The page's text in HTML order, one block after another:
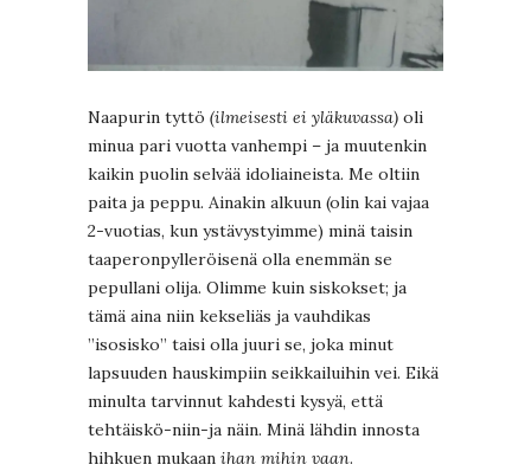
Naapurin tyttö (ilmeisesti ei yläkuvassa) oli
minua pari vuotta vanhempi – ja muutenkin
kaikin puolin selvää idoliaineista. Me oltiin
paita ja peppu. Ainakin alkuun (olin kai vajaa
2-vuotias, kun ystävystyimme) minä taisin
taaperonpylleröisenä olla enemmän se
pepullani olija. Olimme kuin siskokset; ja
tämä aina niin kekseliäs ja vauhdikas
”isosisko” taisi olla juuri se, joka minut
lapsuuden hauskimpiin seikkailuihin vei. Eikä
minulta tarvinnut kahdesti kysyä, että
tehtäiskö-niin-ja näin. Minä lähdin innosta
hihkuen mukaan ihan mihin vaan.